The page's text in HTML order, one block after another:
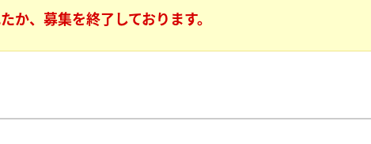
か、募集を終了しております。